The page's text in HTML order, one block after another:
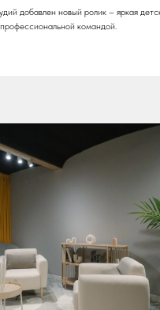
добавлен новый ролик – яркая
командой.